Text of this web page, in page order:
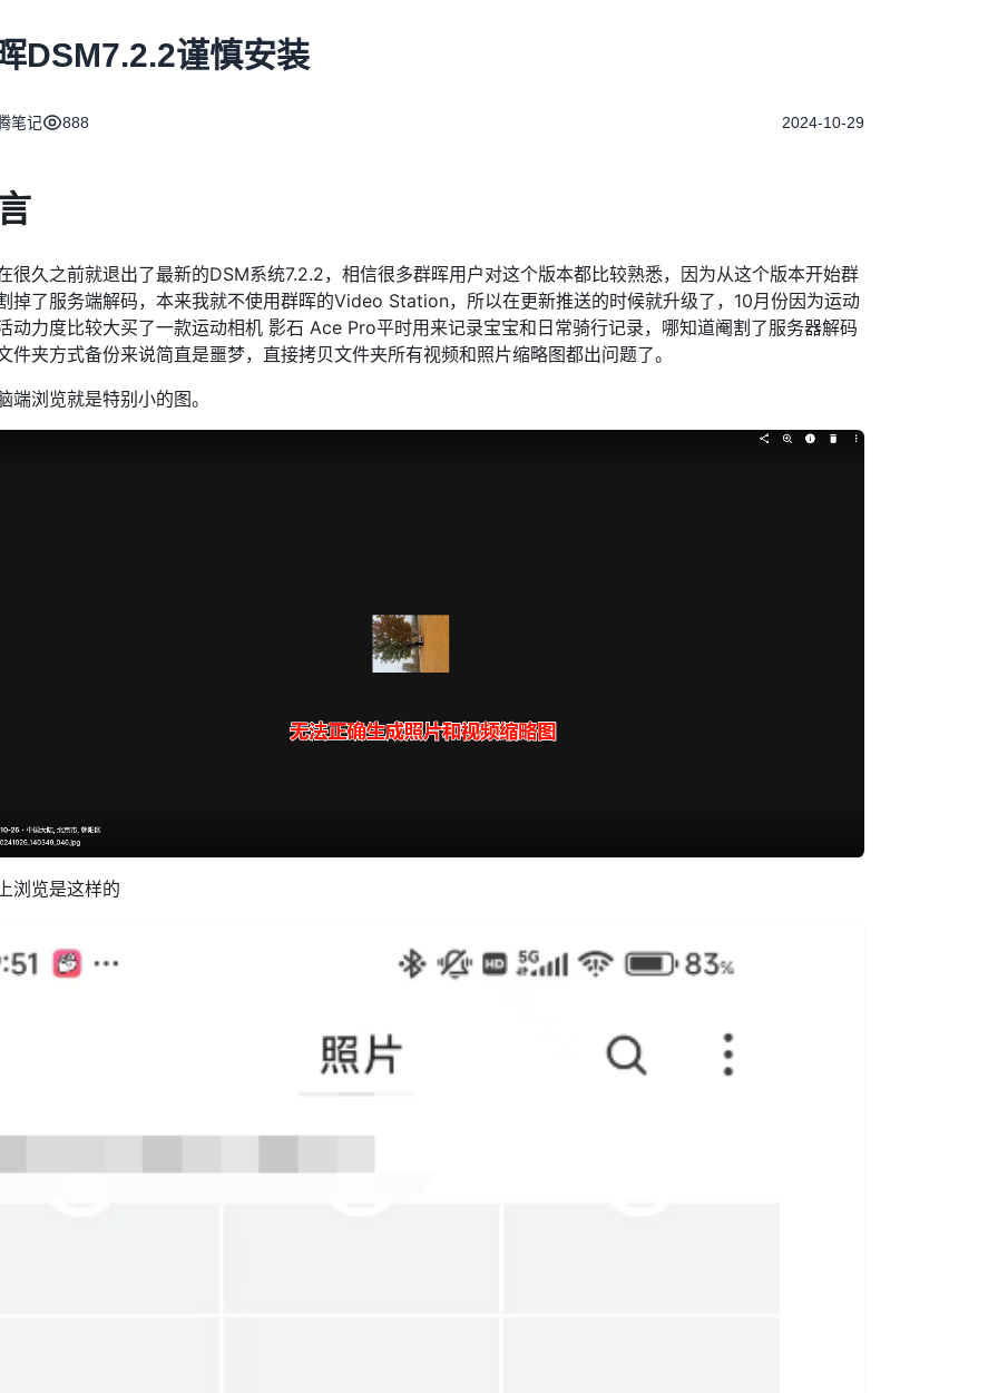
DSM7.2.2谨慎安装
笔记 888 2024-10-29
很久之前就退出了最新的DSM系统7.2.2，相信很多群晖用户对这个版本都比较熟悉，因为从这个版本开始群
掉了服务端解码，本来我就不使用群晖的Video Station，所以在更新推送的时候就升级了，10月份因为运动
动力度比较大买了一款运动相机 影石 Ace Pro平时用来记录宝宝和日常骑行记录，哪知道阉割了服务器解码
件夹方式备份来说简直是噩梦，直接拷贝文件夹所有视频和照片缩略图都出问题了。
端浏览就是特别小的图。
浏览是这样的